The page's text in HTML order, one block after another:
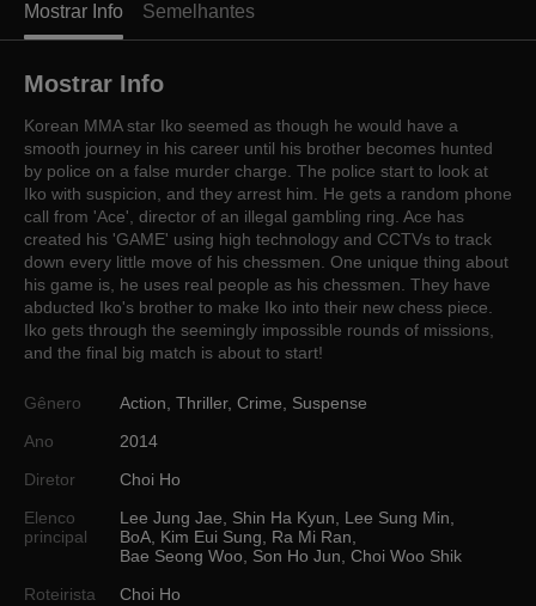
Mostrar Info Semelhantes
Mostrar Info
Korean MMA star Iko seemed as though he would have a
smooth journey in his career until his brother becomes hunted
by police on a false murder charge. The police start to look at
Iko with suspicion, and they arrest him. He gets a random phone
call from 'Ace', director of an illegal gambling ring. Ace has
created his 'GAME' using high technology and CCTVs to track
down every little move of his chessmen. One unique thing about
his game is, he uses real people as his chessmen. They have
abducted Iko's brother to make Iko into their new chess piece.
Iko gets through the seemingly impossible rounds of missions,
and the final big match is about to start!
Gênero Action Thriller, Crime
Suspense
Ano
2014
Diretor
Choi Ho
Elenco
principal
Lee Jung Jae Shin Ha Kyun Lee Sung Min
BoA Kim Eui Sung Ra Mi Ran
Bae Seong Woo
Son Ho Jun Choi Woo Shik
Roteirista
Choi Ho